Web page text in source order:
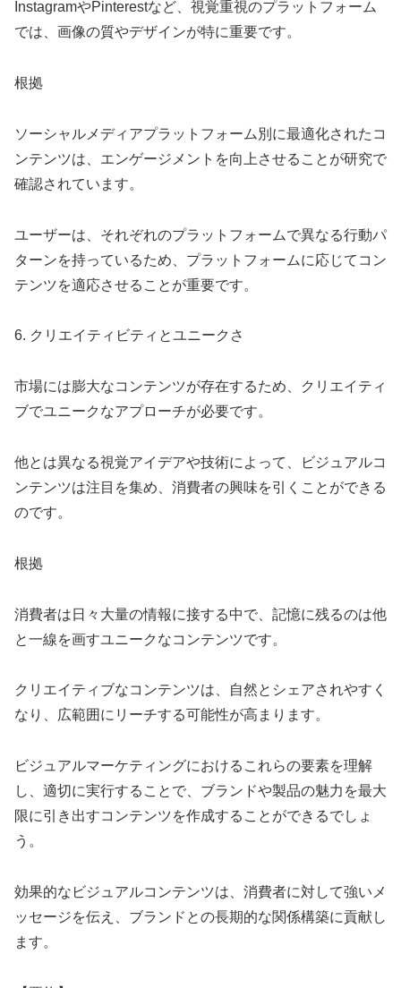
InstagramやPinterestなど、視覚重視のプラットフォーム
では、画像の質やデザインが特に重要です。
根拠
ソーシャルメディアプラットフォーム別に最適化されたコ
ンテンツは、エンゲージメントを向上させることが研究で
確認されています。
ユーザーは、それぞれのプラットフォームで異なる行動パ
ターンを持っているため、プラットフォームに応じてコン
テンツを適応させることが重要です。
6. クリエイティビティとユニークさ
市場には膨大なコンテンツが存在するため、クリエイティ
ブでユニークなアプローチが必要です。
他とは異なる視覚アイデアや技術によって、ビジュアルコ
ンテンツは注目を集め、消費者の興味を引くことができる
のです。
根拠
消費者は日々大量の情報に接する中で、記憶に残るのは他
と一線を画すユニークなコンテンツです。
クリエイティブなコンテンツは、自然とシェアされやすく
なり、広範囲にリーチする可能性が高まります。
ビジュアルマーケティングにおけるこれらの要素を理解
し、適切に実行することで、ブランドや製品の魅力を最大
限に引き出すコンテンツを作成することができるでしょ
う。
効果的なビジュアルコンテンツは、消費者に対して強いメ
ッセージを伝え、ブランドとの長期的な関係構築に貢献し
ます。